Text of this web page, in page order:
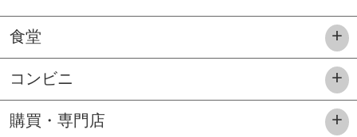
食堂
コンビニ
購買・専門店